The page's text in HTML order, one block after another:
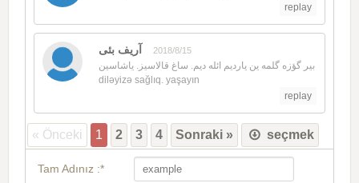
replay
2018/8/15
بیر گؤزه گلمه ین یاردیم ائله دیم. ساغ قالاسیز. یاشاسین
diləyizə sağlıq. yaşayın
replay
« Önceki 1 2 3 4 Sonraki » seçmek
Tam Adınız :*